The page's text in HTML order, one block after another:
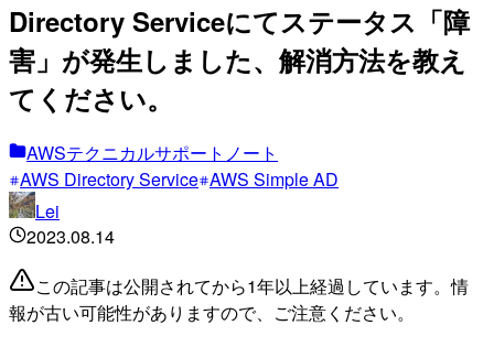
Directory Serviceにてステータス「障
害」が発生しました、解消方法を教え
てください。
AWSテクニカルサポートノート
AWS Directory Service AWS Simple AD
Lei
2023.08.14
この記事は公開されてから1年以上経過しています。情
報が古い可能性がありますので、ご注意ください。